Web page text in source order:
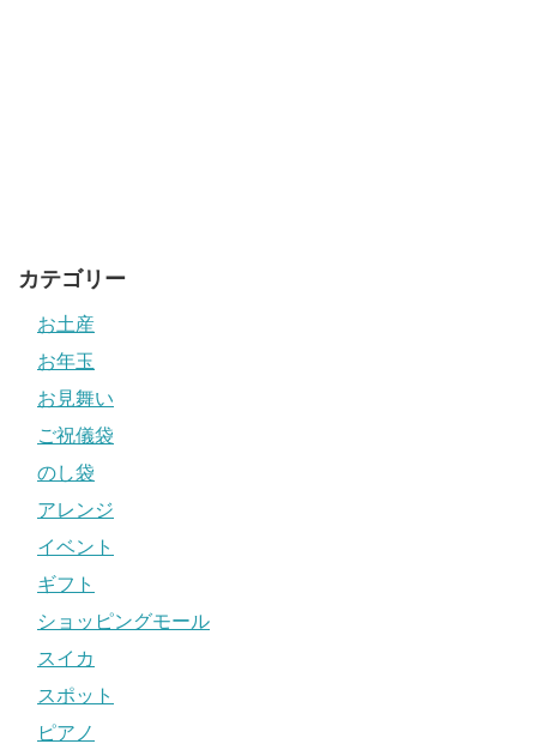
カテゴリー
お土産
お年玉
お見舞い
ご祝儀袋
のし袋
アレンジ
イベント
ギフト
ショッピングモール
スイカ
スポット
ピアノ